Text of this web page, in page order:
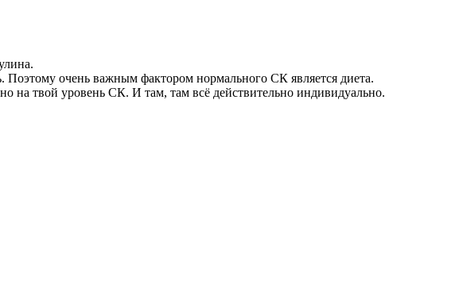
очень важным фактором нормального СК является диета.
на твой уровень СК. И там, там всё действительно индивидуально.